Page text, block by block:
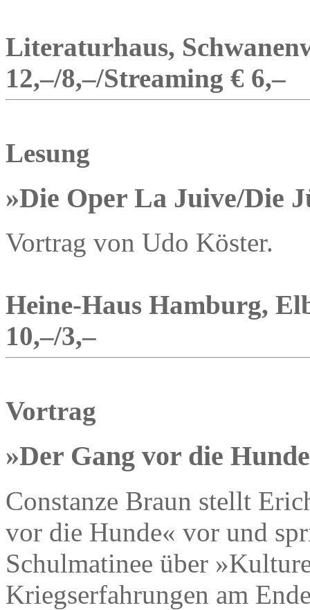
Literaturhaus,
12,–/8,–/Streaming € 6,–
Lesung
»Die Oper La Juive/Die
Vortrag von Udo Köster.
Heine-Haus Hamburg,
10,–/3,–
Vortrag
»Der Gang vor die
Constanze Braun stellt
vor die Hunde« vor und
Schulmatinee über
Kriegserfahrungen am